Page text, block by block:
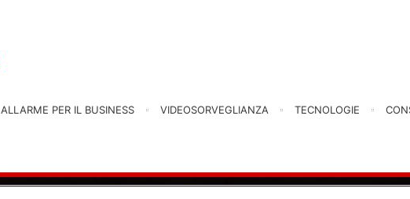
ALLARME PER IL BUSINESS VIDEOSORVEGLIANZA TECNOLOGIE